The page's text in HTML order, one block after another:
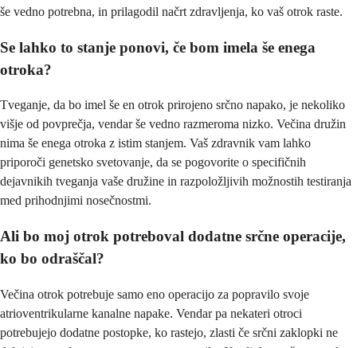
še vedno potrebna, in prilagodil načrt zdravljenja, ko vaš otrok raste.
Se lahko to stanje ponovi, če bom imela še enega
otroka?
Tveganje, da bo imel še en otrok prirojeno srčno napako, je nekoliko
višje od povprečja, vendar še vedno razmeroma nizko. Večina družin
nima še enega otroka z istim stanjem. Vaš zdravnik vam lahko
priporoči genetsko svetovanje, da se pogovorite o specifičnih
dejavnikih tveganja vaše družine in razpoložljivih možnostih testiranja
med prihodnjimi nosečnostmi.
Ali bo moj otrok potreboval dodatne srčne operacije,
ko bo odraščal?
Večina otrok potrebuje samo eno operacijo za popravilo svoje
atrioventrikularne kanalne napake. Vendar pa nekateri otroci
potrebujejo dodatne postopke, ko rastejo, zlasti če srčni zaklopki ne